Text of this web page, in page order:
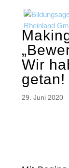
Wir
getan!
29. Juni 2020